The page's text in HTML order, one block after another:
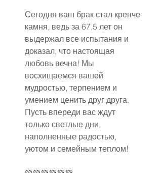
Сегодня ваш брак стал крепче
камня, ведь за 67,5 лет он
выдержал все испытания и
доказал, что настоящая
любовь вечна! Мы
восхищаемся вашей
мудростью, терпением и
умением ценить друг друга.
Пусть впереди вас ждут
только светлые дни,
наполненные радостью,
уютом и семейным теплом!